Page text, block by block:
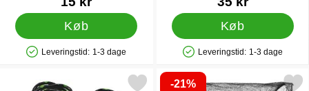
Køb
Produkttilgængelighed: På lager
Leveringstid: 1-3 dage
Køb
Produkttilgængelighed: På lager
Leveringstid: 1-3 dage
Markér legetøjsslange som favorit
-21%
Markér stof Halloween